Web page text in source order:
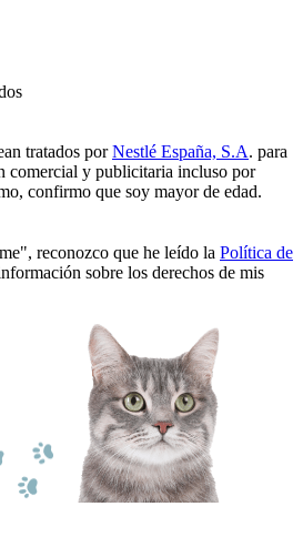
tratados porNestlé España, S.A. para
comercial y publicitaria incluso por
confirmo que soy mayor de edad.
reconozco que he leído la Política de
sobre los derechos de mis